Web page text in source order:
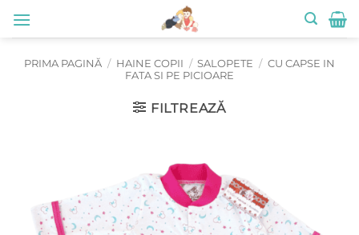
PRIMA PAGINĂ / HAINE COPII / SALOPETE / CU CAPSE IN
FATA SI PE PICIOARE
FILTREAZĂ